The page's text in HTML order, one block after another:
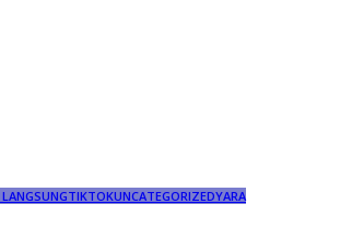
TIKTOKUNCATEGORIZEDYARA